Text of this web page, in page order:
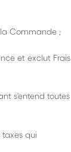
Commande ;
et exclut Frais
s'entend toutes
taxes qui